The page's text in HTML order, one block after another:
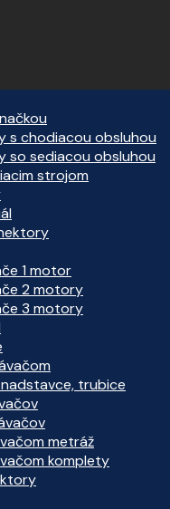
s chodiacou obsluhou
so sediacou obsluhou
strojom
1 motor
2 motory
3 motory
nadstavce, trubice
metráž
komplety